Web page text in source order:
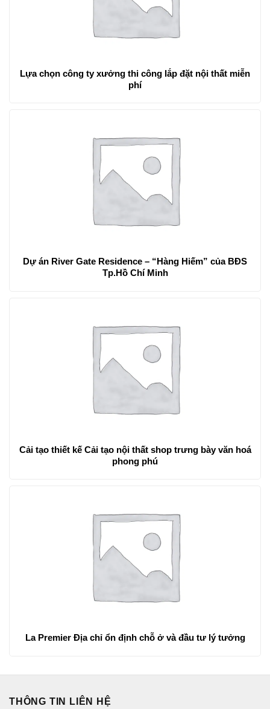
Lựa chọn công ty xưởng thi công lắp đặt nội thất miễn
phí
Dự án River Gate Residence – “Hàng Hiếm” của BĐS
Tp.Hồ Chí Minh
Cải tạo thiết kế Cải tạo nội thất shop trưng bày văn hoá
phong phú
La Premier Địa chỉ ổn định chỗ ở và đầu tư lý tưởng
THÔNG TIN LIÊN HỆ